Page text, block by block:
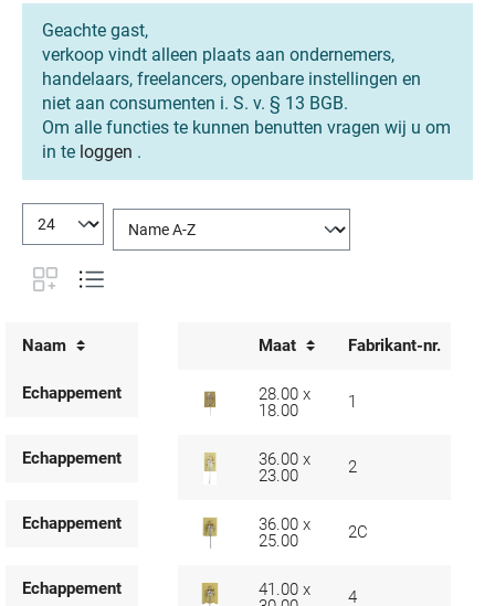
Geachte gast,
verkoop vindt alleen plaats aan ondernemers,
handelaars, freelancers, openbare instellingen en
niet aan consumenten i. S. v. § 13 BGB.
Om alle functies te kunnen benutten vragen wij u om
in te loggen .
Naam Maat Fabrikant-nr.
Echappement
28.00 x
18.00
1
Echappement
36.00 x
23.00
2
Echappement
36.00 x
25.00
2C
Echappement
41.00 x
4